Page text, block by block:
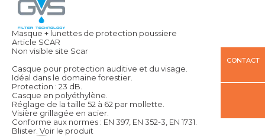
Masque + lunettes de protection poussiere
Article SCAR
Non visible site Scar
Casque pour protection auditive et du visage.
Idéal dans le domaine forestier.
Protection : 23 dB.
Casque en polyéthylène.
Réglage de la taille 52 à 62 par mollette.
Visière grillagée en acier.
Conforme aux normes : EN 397, EN 352-3, EN 1731.
Blister. Voir le produit
CONTACT